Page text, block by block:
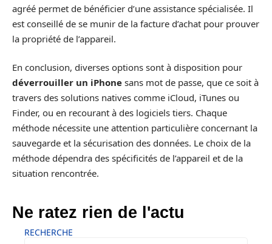
agréé permet de bénéficier d’une assistance spécialisée. Il
est conseillé de se munir de la facture d’achat pour prouver
la propriété de l’appareil.
En conclusion, diverses options sont à disposition pour
déverrouiller un iPhone sans mot de passe, que ce soit à
travers des solutions natives comme iCloud, iTunes ou
Finder, ou en recourant à des logiciels tiers. Chaque
méthode nécessite une attention particulière concernant la
sauvegarde et la sécurisation des données. Le choix de la
méthode dépendra des spécificités de l’appareil et de la
situation rencontrée.
Ne ratez rien de l'actu
RECHERCHE